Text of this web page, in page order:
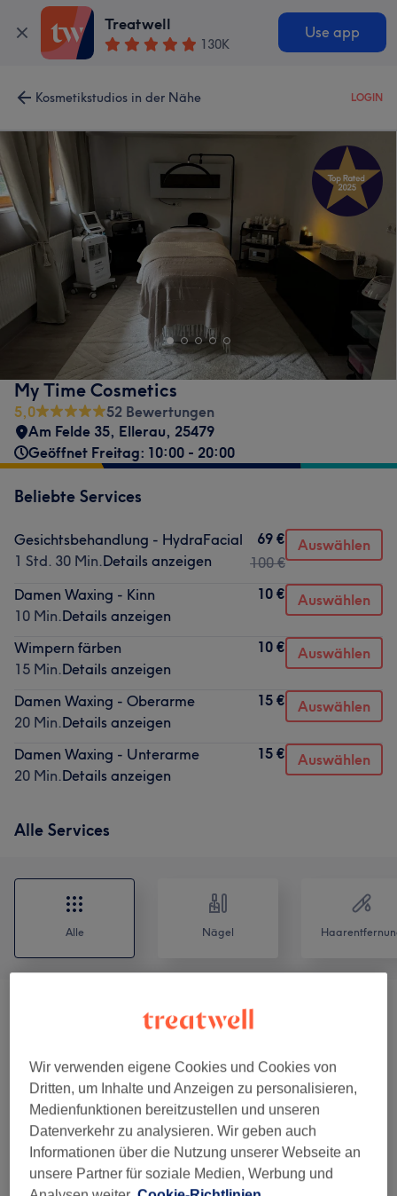
Treatwell
130K
Use app
Kosmetikstudios in der Nähe LOGIN
My Time Cosmetics
5,0
52 Bewertungen
Am Felde 35, Ellerau, 25479
Geöffnet Freitag: 10:00 - 20:00
Beliebte Services
Gesichtsbehandlung - HydraFacial
1 Std. 30 Min.Details anzeigen
69 €
100 €
Auswählen
Damen Waxing - Kinn
10 Min.Details anzeigen
10 € Auswählen
Wimpern färben
15 Min.Details anzeigen
10 € Auswählen
Damen Waxing - Oberarme
20 Min.Details anzeigen
15 € Auswählen
Damen Waxing - Unterarme
20 Min.Details anzeigen
15 € Auswählen
Alle Services
Alle Nägel
Augenbrauen & Wimpernbehandlungen
Gesichtsbehandlungen (21
Maniküre & Pediküre (2)
Damen - Waxing (8) ab 10 €
Permanent Make-Up (1)
Wir verwenden eigene Cookies und Cookies von
Dritten, um Inhalte und Anzeigen zu personalisieren,
Medienfunktionen bereitzustellen und unseren
Datenverkehr zu analysieren. Wir geben auch
Informationen über die Nutzung unserer Webseite an
unsere Partner für soziale Medien, Werbung und